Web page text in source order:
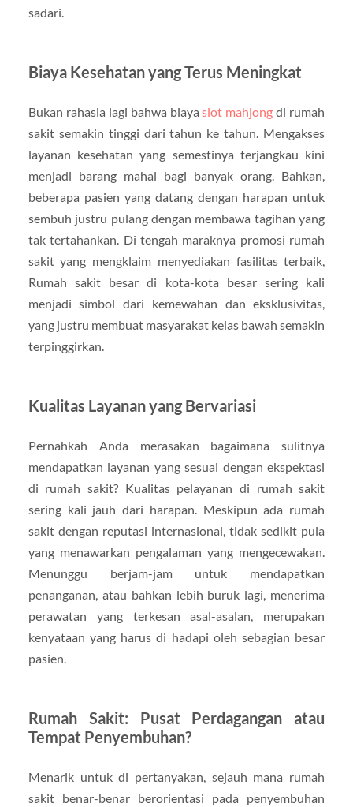
sadari.
Biaya Kesehatan yang Terus Meningkat
Bukan rahasia lagi bahwa biayaslot mahjong di rumah
sakit semakin tinggi dari tahun ke tahun. Mengakses
layanan kesehatan yang semestinya terjangkau kini
menjadi barang mahal bagi banyak orang. Bahkan,
beberapa pasien yang datang dengan harapan untuk
sembuh justru pulang dengan membawa tagihan yang
tak tertahankan. Di tengah maraknya promosi rumah
sakit yang mengklaim menyediakan fasilitas terbaik,
Rumah sakit besar di kota-kota besar sering kali
menjadi simbol dari kemewahan dan eksklusivitas,
yang justru membuat masyarakat kelas bawah semakin
terpinggirkan.
Kualitas Layanan yang Bervariasi
Pernahkah Anda merasakan bagaimana sulitnya
mendapatkan layanan yang sesuai dengan ekspektasi
di rumah sakit? Kualitas pelayanan di rumah sakit
sering kali jauh dari harapan. Meskipun ada rumah
sakit dengan reputasi internasional, tidak sedikit pula
yang menawarkan pengalaman yang mengecewakan.
Menunggu berjam-jam untuk mendapatkan
penanganan, atau bahkan lebih buruk lagi, menerima
perawatan yang terkesan asal-asalan, merupakan
kenyataan yang harus di hadapi oleh sebagian besar
pasien.
Rumah Sakit: Pusat Perdagangan atau
Tempat Penyembuhan?
Menarik untuk di pertanyakan, sejauh mana rumah
sakit benar-benar berorientasi pada penyembuhan